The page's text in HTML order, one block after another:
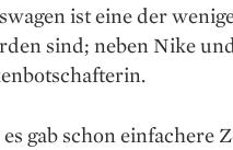
ist eine der
sind; neben Nike
gab schon